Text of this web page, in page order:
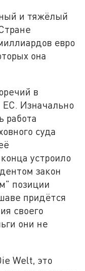
и тяжёлый
евро
она
в
Изначально
работа
суда
устроило
закон
позиции
придётся
своего
они не
Welt, это